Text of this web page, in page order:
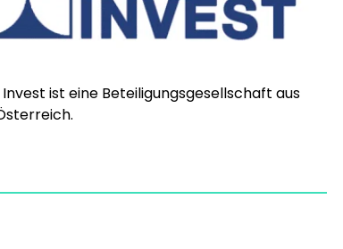
Invest ist eine Beteiligungsgesellschaft aus